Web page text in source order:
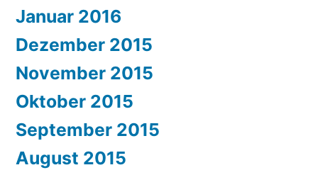
Januar 2016
Dezember 2015
November 2015
Oktober 2015
September 2015
August 2015